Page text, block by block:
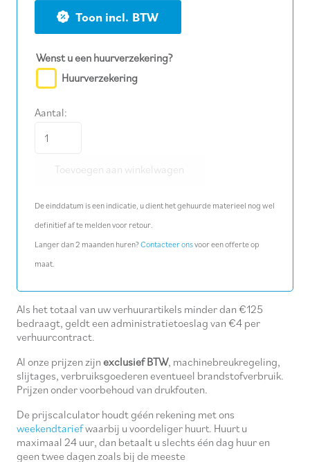
BTW
Wenst u een huurverzekering?
Huurverzekering
Aantal:
aantal
Toevoegen aan winkelwagen
De einddatum is een indicatie, u dient het gehuurde materieel nog wel
definitief af te melden voor retour.
Langer dan 2 maanden huren?Contacteer onsvoor een offerte op
maat.
Als het totaal van uw verhuurartikels minder dan €125
bedraagt, geldt een administratietoeslag van €4 per
verhuurcontract.
Al onze prijzen zijn exclusief BTW, machinebreukregeling,
slijtages, verbruiksgoederen eventueel brandstofverbruik.
Prijzen onder voorbehoud van drukfouten.
De prijscalculator houdt géén rekening met ons
weekendtariefwaarbij u voordeliger huurt. Huurt u
maximaal 24 uur, dan betaalt u slechts één dag huur en
geen twee dagen zoals bij de meeste